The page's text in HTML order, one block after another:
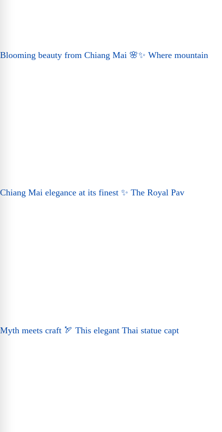
Blooming beauty from Chiang Mai 🌸✨ Where mountain
Chiang Mai elegance at its finest ✨ The Royal Pav
Myth meets craft 🏹 This elegant Thai statue capt